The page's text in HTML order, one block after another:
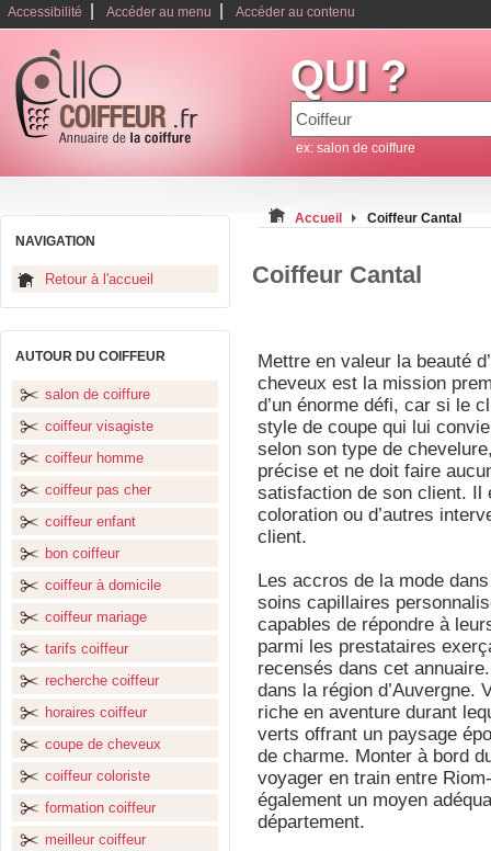
Accessibilité Accéder au menu Accéder au contenu
QUI ?
ex: salon de coiffure
NAVIGATION
Retour à l'accueil
AUTOUR DU COIFFEUR
salon de coiffure
coiffeur visagiste
coiffeur homme
coiffeur pas cher
coiffeur enfant
bon coiffeur
coiffeur à domicile
coiffeur mariage
tarifs coiffeur
recherche coiffeur
horaires coiffeur
coupe de cheveux
coiffeur coloriste
formation coiffeur
meilleur coiffeur
Accueil Coiffeur Cantal
Coiffeur Cantal
Mettre en valeur la beauté
cheveux est la mission
d’un énorme défi, car si le
style de coupe qui lui
selon son type de
précise et ne doit faire
satisfaction de son client. Il
coloration ou d’autres
client.
Les accros de la mode
soins capillaires
capables de répondre à
parmi les prestataires
recensés dans cet
dans la région d’Auvergne.
riche en aventure durant
verts offrant un paysage
de charme. Monter à bord
voyager en train entre
également un moyen
département.